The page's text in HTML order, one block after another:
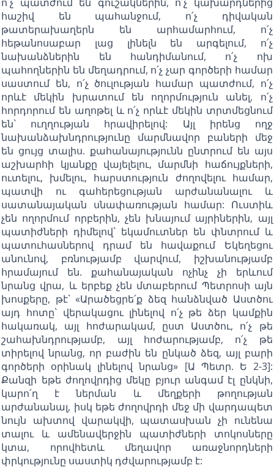
հաշիվ են պահանջում, ո՛չ դիվական
թատերախաղերն են արհամարհում, ո՛չ
հեթանոսաբար լաց լինելն են արգելում, ո՛չ
նախանձներին են հանդիմանում, ո՛չ ոխ
պահողներին են մեղադրում, ո՛չ չար գործերի համար
սաստում են, ո՛չ ծուլության համար պատժում, ո՛չ
որևէ մեկին խրատում են ողորմություն անել, ո՛չ
հորդորում են աղոթել և ո՛չ որևէ մեկին տրտմեցնում
են` ուղղության հրավիրելով: Այլ իրենց ողջ
նախանձախնդրությունը մարմնավոր բաների մեջ
են ցույց տալիս. քահանայությունն ընտրում են այս
աշխարհի կյանքը վայելելու, մարմնի հաճույքների,
ուտելու, խմելու, հարստություն ժողովելու համար,
պատվի ու գահերեցության արժանանալու և
սատանայական սնափառության համար: Ուստիև
չեն ողորմում որբերին, չեն խնայում այրիներին, այլ
պատիժների դիմելով` եկամուտներ են փնտրում և
պատուհասներով դրամ են հավաքում Եկեղեցու
անունով, բռնությամբ վարվում, իշխանությամբ
հրամայում են. քահանայական ոչինչ չի երևում
նրանց վրա, և երբեք չեն մտաբերում Պետրոսի այն
խոսքերը, թէ` «Արածեցրե՛ք ձեզ հանձնված Աստծու
այդ հոտը` վերակացու լինելով ո՛չ թե ձեր կամքին
հակառակ, այլ հոժարակամ, ըստ Աստծու, ո՛չ թե
շահախնդրությամբ, այլ հոժարությամբ, ո՛չ թե
տիրելով նրանց, որ բաժին են ընկած ձեզ, այլ բարի
գործերի օրինակ լինելով նրանց» [Ա Պետր. Ե 2-3]:
Քանզի եթե ժողովրդից մեկը բյուր անգամ էլ ընկնի,
կարո՛ղ է ներման և մեղքերի թողության
արժանանալ, իսկ եթե ժողովրդի մեջ մի վարդապետ
նույն ախտով վարակվի, պատասխան չի ունենա
տալու և ամենավերջին պատիժների տոկոսները
կտա, որովհետև մեղավոր առաջնորդների
փրկությունը սաստիկ դժվարությամբ է: